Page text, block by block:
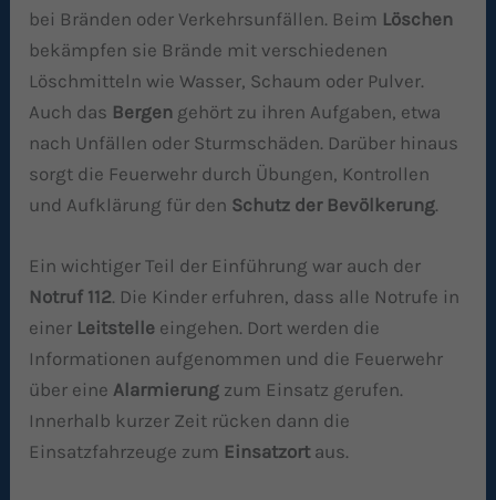
bei Bränden oder Verkehrsunfällen. Beim Löschen
bekämpfen sie Brände mit verschiedenen
Löschmitteln wie Wasser, Schaum oder Pulver.
Auch das Bergen gehört zu ihren Aufgaben, etwa
nach Unfällen oder Sturmschäden. Darüber hinaus
sorgt die Feuerwehr durch Übungen, Kontrollen
und Aufklärung für den Schutz der Bevölkerung.
Ein wichtiger Teil der Einführung war auch der
Notruf 112. Die Kinder erfuhren, dass alle Notrufe in
einer Leitstelle eingehen. Dort werden die
Informationen aufgenommen und die Feuerwehr
über eineAlarmierung zum Einsatz gerufen.
Innerhalb kurzer Zeit rücken dann die
Einsatzfahrzeuge zum Einsatzortaus.